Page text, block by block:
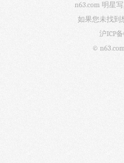
n63.com 明星
如果您未找
沪ICP
©